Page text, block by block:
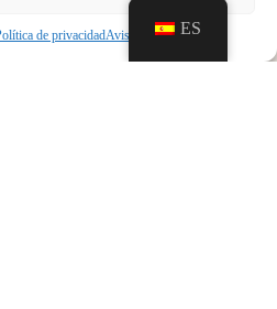
de privacidadAviso legal
SIGUIENTE
ES